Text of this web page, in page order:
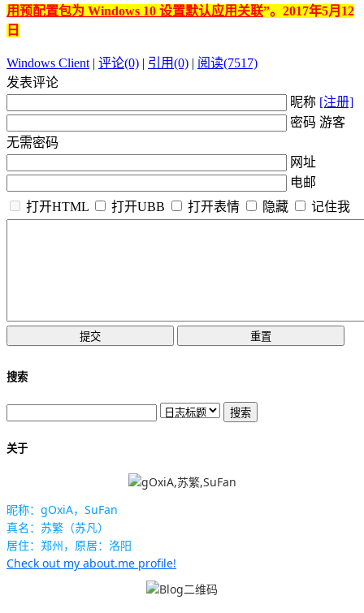
用预配置包为 Windows 10 设置默认应用关联”。2017年5月12
日
Windows Client| 评论(0) | 引用(0) | 阅读(7517)
发表评论
昵称 [注册]
密码 游客
无需密码
网址
电邮
打开HTML
打开UBB 打开表情 隐藏 记住我
搜索
关于
昵称：gOxiA，SuFan
真名：苏繁（苏凡）
居住：郑州，原居：洛阳
Check out my about.me profile!